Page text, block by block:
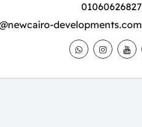
01060626827
developments.com